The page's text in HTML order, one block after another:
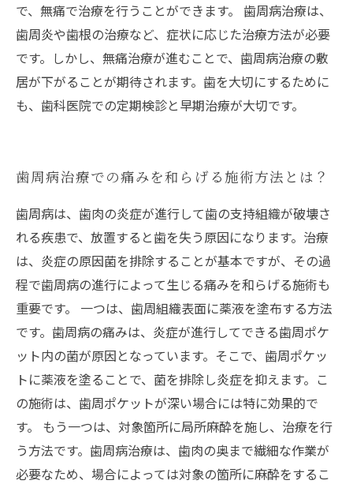
で、無痛で治療を行うことができます。 歯周病治療は、
歯周炎や歯根の治療など、症状に応じた治療方法が必要
です。しかし、無痛治療が進むことで、歯周病治療の敷
居が下がることが期待されます。歯を大切にするために
も、歯科医院での定期検診と早期治療が大切です。
歯周病治療での痛みを和らげる施術方法とは？
歯周病は、歯肉の炎症が進行して歯の支持組織が破壊さ
れる疾患で、放置すると歯を失う原因になります。治療
は、炎症の原因菌を排除することが基本ですが、その過
程で歯周病の進行によって生じる痛みを和らげる施術も
重要です。 一つは、歯周組織表面に薬液を塗布する方法
です。歯周病の痛みは、炎症が進行してできる歯周ポケ
ット内の菌が原因となっています。そこで、歯周ポケッ
トに薬液を塗ることで、菌を排除し炎症を抑えます。こ
の施術は、歯周ポケットが深い場合には特に効果的で
す。 もう一つは、対象箇所に局所麻酔を施し、治療を行
う方法です。歯周病治療は、歯肉の奥まで繊細な作業が
必要なため、場合によっては対象の箇所に麻酔をするこ